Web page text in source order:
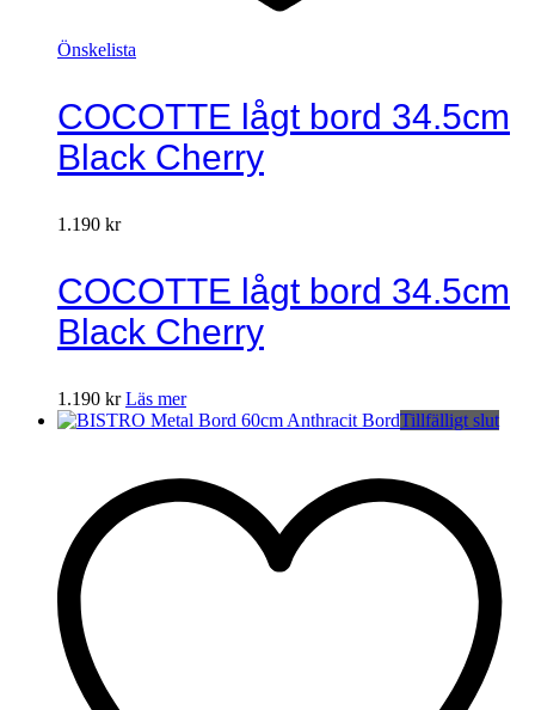
Önskelista
COCOTTE lågt bord 34.5cm
Black Cherry
1.190 kr
COCOTTE lågt bord 34.5cm
Black Cherry
1.190 kr Läs mer
Tillfälligt slut